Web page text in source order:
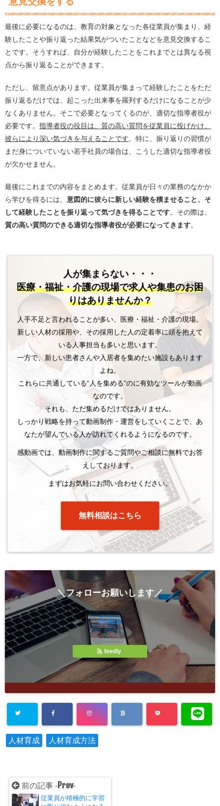
最後に必要になるのは、教育の対象となった各従業員が集まり、経
験したことや振り返った結果気がついたことなどを意見交換するこ
とです。そうすれば、自分が経験したことをこれまでとは異なる視
点から振り返ることができます。
ただし、留意点があります。従業員が集まって経験したことをただ
振り返るだけでは、起こった出来事を羅列するだけになることが少
なくありません。そこで必要となってくるのが、適切な指導者役が
必要です。 指導者役の役目は、質の高い質問を従業員に投げかけ、
彼らにより深い気づきを与えることです。特に、振り返りの習慣が
まだ身についていない若手社員の場合は、こうした適切な指導者役
が欠かせません。
最後にこれまでの内容をまとめます。従業員が日々の業務のなかか
ら学びを得るには、 意図的に彼らに新しい経験を積ませること、そ
して経験したことを振り返って気づきを得ることです。その際は、
質の高い質問のできる適切な指導者役が必要になってきます。
人が集まらない・・・
医療・福祉・介護の現場で求人や集患のお困
りはありませんか？
人手不足と言われることが多い、医療・福祉・介護の現場。
新しい人材の採用や、その採用した人の定着率に頭を抱えて
いる人事担当も多いと思います。
一方で、新しい患者さんや入居者を集めたい施設もあります
よね。
これらに共通している“人を集める”のに有効なツールが動画
なのです。
それも、ただ集めるだけではありません。
しっかり戦略を持って動画制作・運営をしていくことで、あ
なたが望んでいる人が訪れてくれるようになるのです。
感動画では、動画制作に関するご質問やご相談に無料でお答
えしております。
まずはお気軽にお問い合わせください。
無料相談はこちら
＼フォローお願いします／
Follow
feedly
人材育成 人材育成方法
前の記事 - Prev-
従業員が積極的に学習